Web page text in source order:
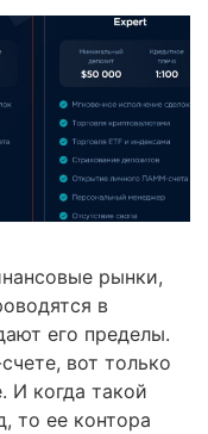
рынки,
в
его пределы.
вот только
И когда такой
то ее контора